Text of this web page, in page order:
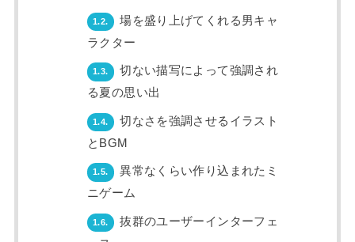
1.2.
場を盛り上げてくれる男キャ
ラクター
1.3.
切ない描写によって強調され
る夏の思い出
1.4.
切なさを強調させるイラスト
とBGM
1.5.
異常なくらい作り込まれたミ
ニゲーム
1.6.
抜群のユーザーインターフェ